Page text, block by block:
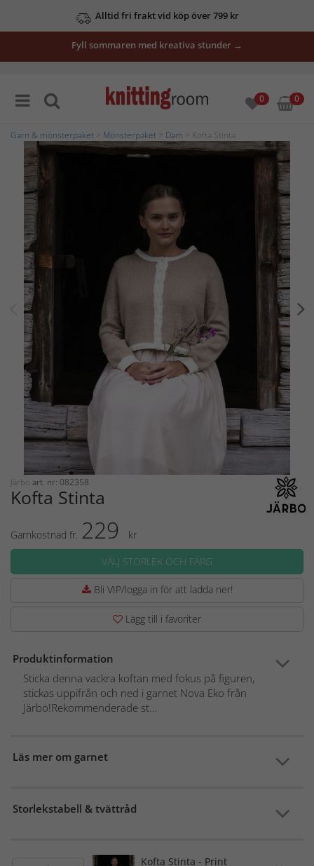
Alltid fri frakt vid köp över 799 kr
Fyll sommaren med kreativa stunder →
0 0
Garn & mönsterpaket Mönsterpaket Dam > Kofta Stinta
Järbo art. nr: 082358
Kofta Stinta
Garnkostnad fr. 229
kr
VÄLJ STORLEK OCH FÄRG
Bli VIP/logga in för att ladda ner!
Lägg till i favoriter
Produktinformation
Sticka denna vackra koftan med fokus på figuren,
stickas uppifrån och ned i garnet Nova Eko från
Järbo!Rekommenderade st...
Läs mer om garnet
Storlekstabell & tvättråd
Kofta Stinta - Print